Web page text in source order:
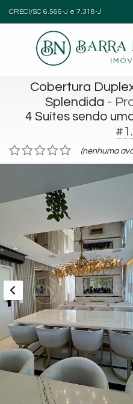
CRECI/SC 6.566-J e 7.318-J
Cobertura
Splendida -
4 Suítes sendo
(nenhuma